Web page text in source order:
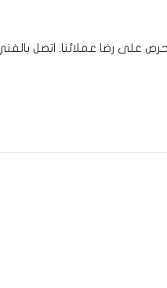
على رضا عملائنا. اتصل